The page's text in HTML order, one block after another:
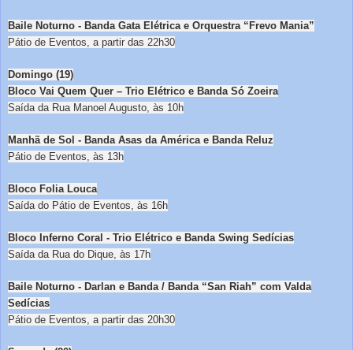
Baile Noturno - Banda Gata Elétrica e Orquestra “Frevo Mania”
Pátio de Eventos, a partir das 22h30
Domingo (19)
Bloco Vai Quem Quer – Trio Elétrico e Banda Só Zoeira
Saída da Rua Manoel Augusto, às 10h
Manhã de Sol - Banda Asas da América e Banda Reluz
Pátio de Eventos, às 13h
Bloco Folia Louca
Saída do Pátio de Eventos, às 16h
Bloco Inferno Coral - Trio Elétrico e Banda Swing Sedícias
Saída da Rua do Dique, às 17h
Baile Noturno - Darlan e Banda / Banda “San Riah” com Valda
Sedícias
Pátio de Eventos, a partir das 20h30